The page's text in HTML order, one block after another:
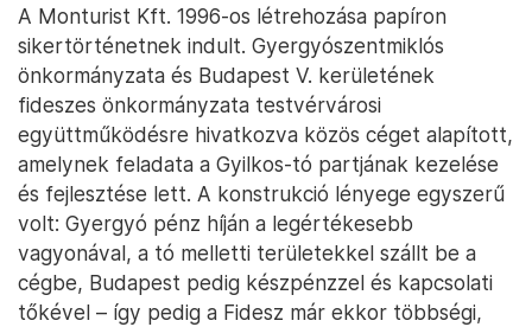
A Monturist Kft. 1996-os létrehozása papíron
sikertörténetnek indult. Gyergyószentmiklós
önkormányzata és Budapest V. kerületének
fideszes önkormányzata testvérvárosi
együttműködésre hivatkozva közös céget alapított,
amelynek feladata a Gyilkos-tó partjának kezelése
és fejlesztése lett. A konstrukció lényege egyszerű
volt: Gyergyó pénz híján a legértékesebb
vagyonával, a tó melletti területekkel szállt be a
cégbe, Budapest pedig készpénzzel és kapcsolati
tőkével – így pedig a Fidesz már ekkor többségi,